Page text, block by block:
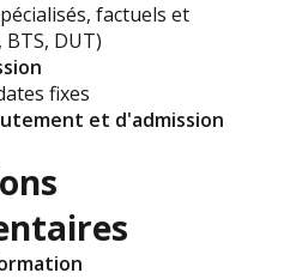
factuels et
DUT)
fixes
et d'admission